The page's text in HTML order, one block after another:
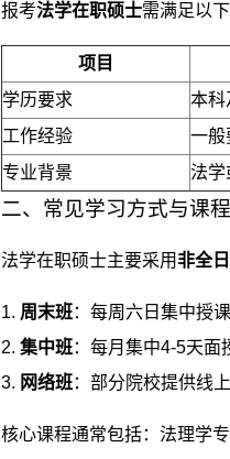
报考法学在职硕士需满足以
项目
学历要求
本科
工作经验
一般
专业背景
法学
二、常见学习方式与课
法学在职硕士主要采用非全
1. 周末班：每周六日集中授
2. 集中班：每月集中4-5天面
3. 网络班：部分院校提供线
核心课程通常包括：法理学